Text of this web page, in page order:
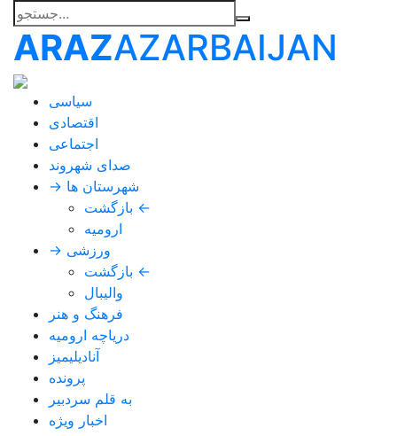
ARAZAZARBAIJAN
سیاسی
اقتصادی
اجتماعی
صدای شهروند
→ شهرستان ها
بازگشت ←
ارومیه
→ ورزشی
بازگشت ←
والیبال
فرهنگ و هنر
دریاچه ارومیه
آنادیلیمیز
پرونده
به قلم سردبیر
اخبار ویژه